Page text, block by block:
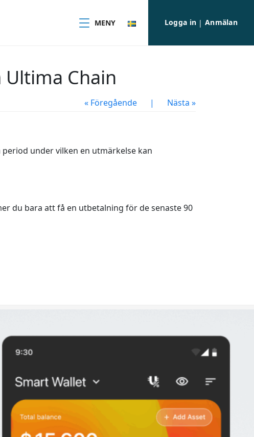
MENY Logga in |Anmälan
Ultima Chain
« Föregående | Nästa »
under vilken en utmärkelse kan
du bara att få en utbetalning för de senaste 90